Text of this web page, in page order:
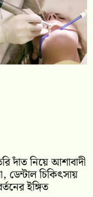
দাঁত নিয়ে আশাবাদী
ডেন্টাল চিকিৎসায়
ইঙ্গিত